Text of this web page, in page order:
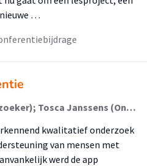
…
Ezra van Zadelhoff (Onderzoeker); Tosca Janssens (Onderzoeker)
kwalitatief onderzoek
van mensen met
werd de app